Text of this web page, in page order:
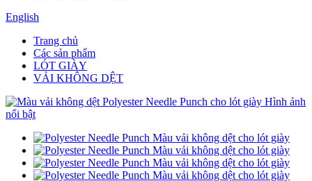
English
Trang chủ
Các sản phẩm
LÓT GIÀY
VẢI KHÔNG DỆT